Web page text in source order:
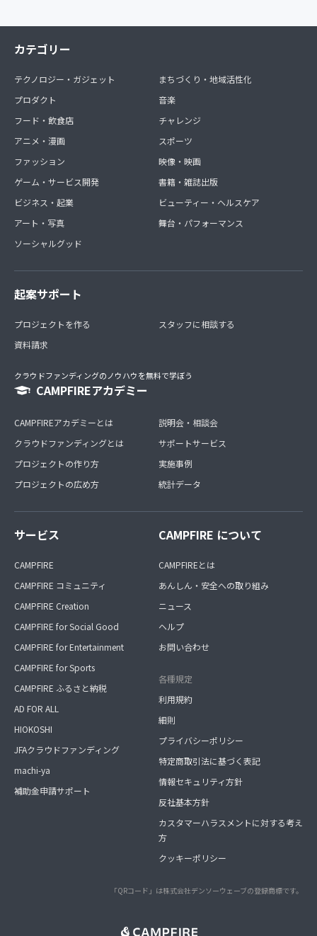
カテゴリー
テクノロジー・ガジェット
プロダクト
フード・飲食店
アニメ・漫画
ファッション
ゲーム・サービス開発
ビジネス・起業
アート・写真
ソーシャルグッド
まちづくり・地域活性化
音楽
チャレンジ
スポーツ
映像・映画
書籍・雑誌出版
ビューティー・ヘルスケア
舞台・パフォーマンス
起案サポート
プロジェクトを作る
資料請求
スタッフに相談する
クラウドファンディングのノウハウを無料で学ぼう
CAMPFIREアカデミー
CAMPFIREアカデミーとは
クラウドファンディングとは
プロジェクトの作り方
プロジェクトの広め方
説明会・相談会
サポートサービス
実施事例
統計データ
サービス
CAMPFIRE
CAMPFIRE コミュニティ
CAMPFIRE Creation
CAMPFIRE for Social Good
CAMPFIRE for Entertainment
CAMPFIRE for Sports
CAMPFIRE ふるさと納税
AD FOR ALL
HIOKOSHI
JFAクラウドファンディング
machi-ya
補助金申請サポート
CAMPFIRE について
CAMPFIREとは
あんしん・安全への取り組み
ニュース
ヘルプ
お問い合わせ
各種規定
利用規約
細則
プライバシーポリシー
特定商取引法に基づく表記
情報セキュリティ方針
反社基本方針
カスタマーハラスメントに対する考え
方
クッキーポリシー
「QRコード」は株式会社デンソーウェーブの登録商標です。